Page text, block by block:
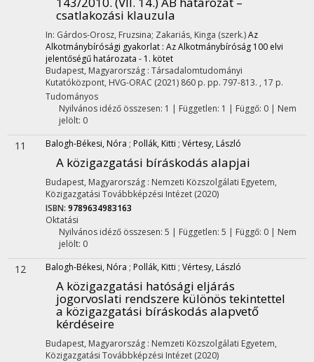
csatlakozási klauzula
In: Gárdos-Orosz, Fruzsina; Zakariás, Kinga (szerk.)Az
Alkotmánybírósági gyakorlat : Az Alkotmánybíróság 100 elvi
jelentőségű határozata - 1. kötet
Budapest, Magyarország : Társadalomtudományi
Kutatóközpont, HVG-ORAC (2021) 860 p. pp. 797-813. , 17 p.
Tudományos
Nyilvános idéző összesen: 1 | Független: 1 | Függő: 0 | Nem
jelölt: 0
11 Balogh-Békesi, Nóra ; Pollák, Kitti ; Vértesy, László
A közigazgatási bíráskodás alapjai
Budapest, Magyarország : Nemzeti Közszolgálati Egyetem,
Közigazgatási Továbbképzési Intézet (2020)
ISBN: 9789634983163
Oktatási
Nyilvános idéző összesen: 5 | Független: 5 | Függő: 0 | Nem
jelölt: 0
12 Balogh-Békesi, Nóra ; Pollák, Kitti ; Vértesy, László
A közigazgatási hatósági eljárás
jogorvoslati rendszere különös tekintettel
a közigazgatási bíráskodás alapvető
kérdéseire
Budapest, Magyarország : Nemzeti Közszolgálati Egyetem,
Közigazgatási Továbbképzési Intézet (2020)